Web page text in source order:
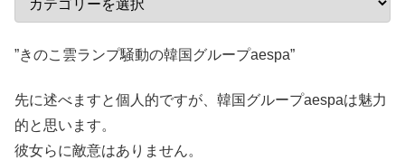
”きのこ雲ランプ騒動の韓国グループaespa”
先に述べますと個人的ですが、韓国グループaespaは魅力
的と思います。
彼女らに敵意はありません。